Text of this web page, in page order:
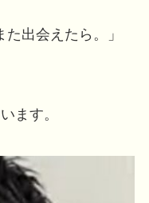
出会えたら。」
ます。